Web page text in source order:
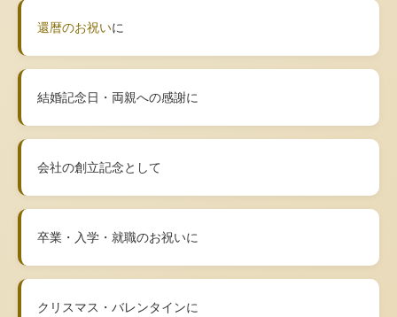
還暦のお祝いに
結婚記念日・両親への感謝に
会社の創立記念として
卒業・入学・就職のお祝いに
クリスマス・バレンタインに